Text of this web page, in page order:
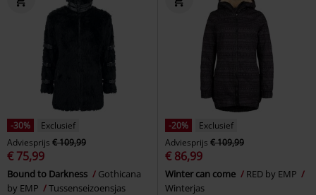
-30%
Exclusief
Adviesprijs € 109,99
€ 75,99
Bound to Darkness
Gothicana
by EMP
Tussenseizoensjas
-20%
Exclusief
Adviesprijs € 109,99
€ 86,99
Winter can come
RED by EMP
Winterjas